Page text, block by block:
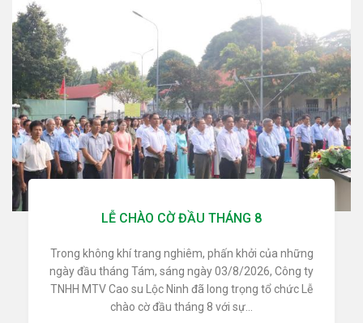
LỄ CHÀO CỜ ĐẦU THÁNG 8
Trong không khí trang nghiêm, phấn khởi của những
ngày đầu tháng Tám, sáng ngày 03/8/2026, Công ty
TNHH MTV Cao su Lộc Ninh đã long trọng tổ chức Lễ
chào cờ đầu tháng 8 với sự...